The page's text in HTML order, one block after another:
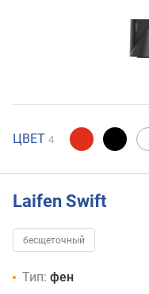
ЦВЕТ 4
Laifen Swift
бесщеточный
Тип: фен